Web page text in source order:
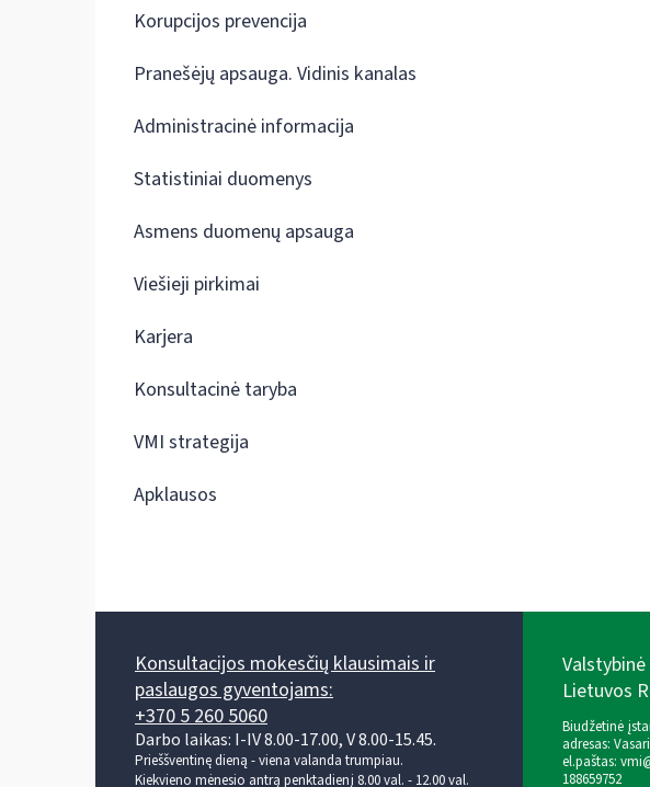
Korupcijos prevencija
Pranešėjų apsauga. Vidinis kanalas
Administracinė informacija
Statistiniai duomenys
Asmens duomenų apsauga
Viešieji pirkimai
Karjera
Konsultacinė taryba
VMI strategija
Apklausos
Konsultacijos mokesčių klausimais ir
paslaugos gyventojams:
+370 5 260 5060
Darbo laikas: I-IV 8.00-17.00, V 8.00-15.45.
Prieššventinę dieną - viena valanda trumpiau.
Kiekvieno mėnesio antrą penktadienį 8.00 val. - 12.00 val.
Lietuvos
Biudžetinė
adresas:
el.paštas:
188659752